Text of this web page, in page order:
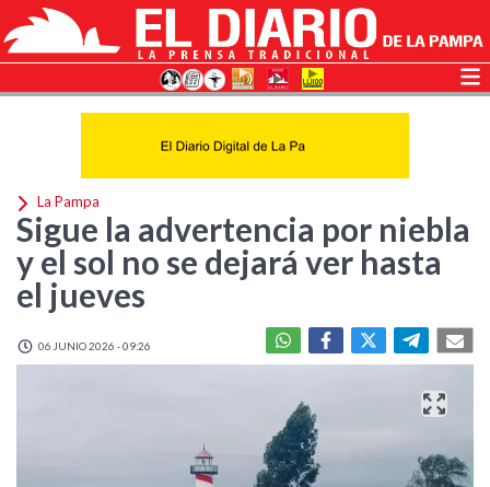
La Pampa
Sigue la advertencia por niebla
y el sol no se dejará ver hasta
el jueves
06 JUNIO 2026 - 09:26